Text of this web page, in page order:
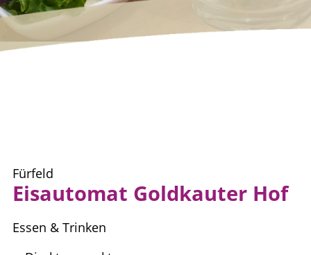
Fürfeld
Eisautomat Goldkauter Hof
Essen & Trinken